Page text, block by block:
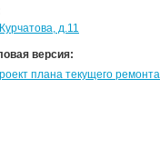
д.11
версия:
плана текущего ремонта